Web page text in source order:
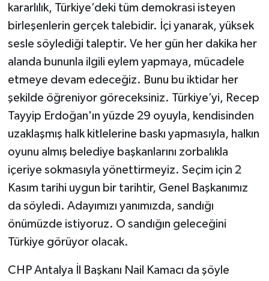
kararlılık, Türkiye’deki tüm demokrasi isteyen
birleşenlerin gerçek talebidir. İçi yanarak, yüksek
sesle söylediği taleptir. Ve her gün her dakika her
alanda bununla ilgili eylem yapmaya, mücadele
etmeye devam edeceğiz. Bunu bu iktidar her
şekilde öğreniyor göreceksiniz. Türkiye’yi, Recep
Tayyip Erdoğan'ın yüzde 29 oyuyla, kendisinden
uzaklaşmış halk kitlelerine baskı yapmasıyla, halkın
oyunu almış belediye başkanlarını zorbalıkla
içeriye sokmasıyla yönettirmeyiz. Seçim için 2
Kasım tarihi uygun bir tarihtir, Genel Başkanımız
da söyledi. Adayımızı yanımızda, sandığı
önümüzde istiyoruz. O sandığın geleceğini
Türkiye görüyor olacak.
CHP Antalya İl Başkanı Nail Kamacı da şöyle